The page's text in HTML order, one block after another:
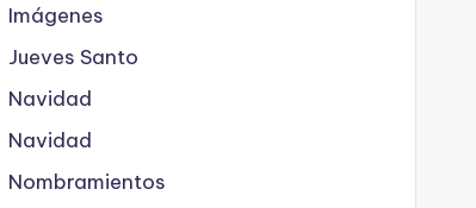
Imágenes
Jueves Santo
Navidad
Navidad
Nombramientos